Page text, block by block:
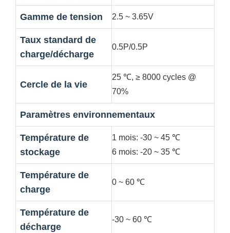
Gamme de tension 2.5 ~ 3.65V
Taux standard de
charge/décharge
0.5P/0.5P
Cercle de la vie
25 ℃, ≥ 8000 cycles @
70%
Paramètres environnementaux
Température de
stockage
1 mois: -30 ~ 45 ℃
6 mois: -20 ~ 35 ℃
Température de
charge
0 ~ 60 ℃
Température de
décharge
-30 ~ 60 ℃